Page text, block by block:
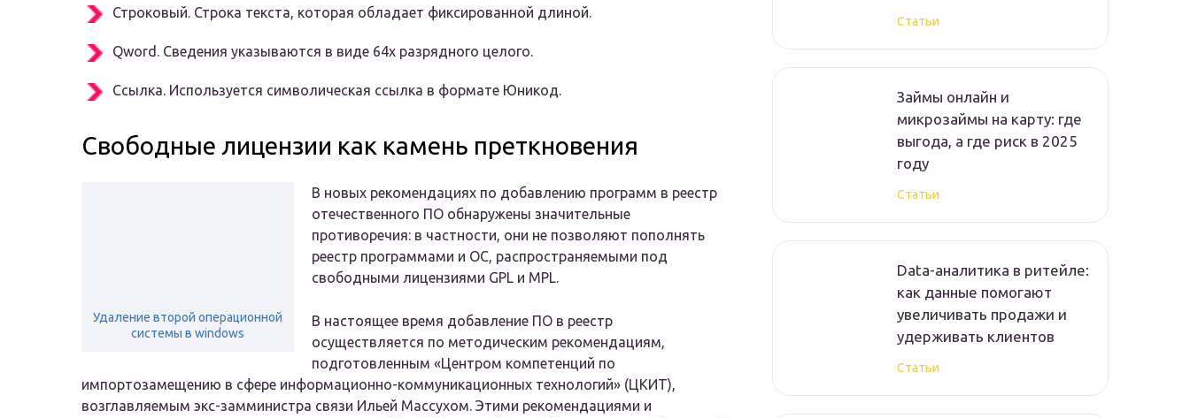
Строковый. Строка текста, которая обладает фиксированной длиной.
Qword. Сведения указываются в виде 64х разрядного целого.
Ссылка. Используется символическая ссылка в формате Юникод.
Свободные лицензии как камень преткновения
Удаление второй операционной
системы в windows
В новых рекомендациях по добавлению программ в реестр
отечественного ПО обнаружены значительные
противоречия: в частности, они не позволяют пополнять
реестр программами и ОС, распространяемыми под
свободными лицензиями GPL и MPL.
В настоящее время добавление ПО в реестр
осуществляется по методическим рекомендациям,
подготовленным «Центром компетенций по
импортозамещению в сфере информационно-коммуникационных технологий» (ЦКИТ),
возглавляемым экс-замминистра связи Ильей Массухом. Этими рекомендациями и
Статьи
Займы онлайн и
микрозаймы на карту: где
выгода, а где риск в 2025
году
Статьи
Data-аналитика в ритейле:
как данные помогают
увеличивать продажи и
удерживать клиентов
Статьи